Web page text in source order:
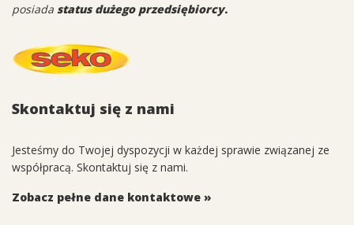
posiada status dużego przedsiębiorcy.
Skontaktuj się z nami
Jesteśmy do Twojej dyspozycji w każdej sprawie związanej ze
współpracą. Skontaktuj się z nami.
Zobacz pełne dane kontaktowe »